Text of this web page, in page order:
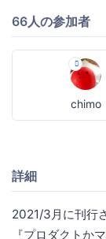
66人の参加者
chimo
詳細
2021/3月に刊行
『プロダクトか